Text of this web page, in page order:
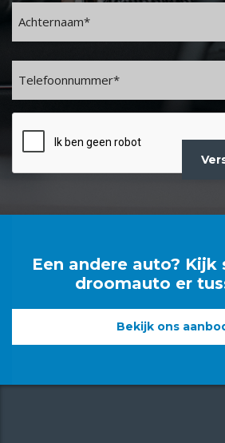
Voornaam
Een andere auto?
droomauto er
Bekijk ons